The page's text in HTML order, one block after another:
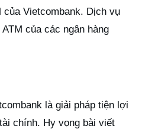
của Vietcombank. Dịch vụ
của các ngân hàng
là giải pháp tiện lợi
chính. Hy vọng bài viết